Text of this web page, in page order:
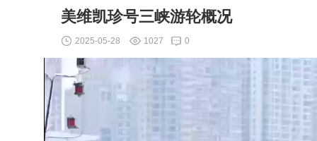
美维凯珍号三峡游轮概况
2025-05-28 1027 0